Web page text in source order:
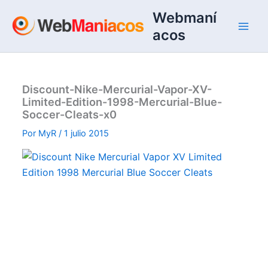
contenido
Webmaní
acos
Discount-Nike-Mercurial-Vapor-XV-
Limited-Edition-1998-Mercurial-Blue-
Soccer-Cleats-x0
Por MyR/1 julio 2015